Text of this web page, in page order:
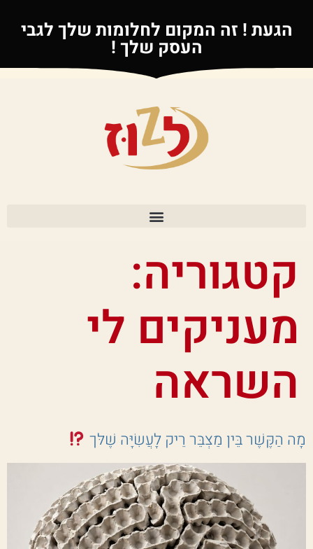
הגעת ! זה המקום לחלומות שלך לגבי
העסק שלך !
קטגוריה:
מעניקים לי
השראה
מָה הַקֶּשֶׁר בֵּין מַצְבֵּר רֵיק לָעֲשִׂיָּה שֶׁלּך